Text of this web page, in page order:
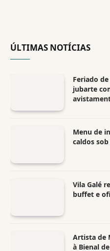
ÚLTIMAS NOTÍCIAS
Feriado
jubarte
Menu de
caldos
Vila Galé
buffet e
Artista de
à Bienal